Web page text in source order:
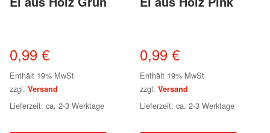
0,99 €
Enthält 19% MwSt
zzgl. Versand
Lieferzeit: ca. 2-3 Werktage
0,99€
Enthält 19% MwSt
zzgl.Versand
Lieferzeit: ca. 2-3 Werktage